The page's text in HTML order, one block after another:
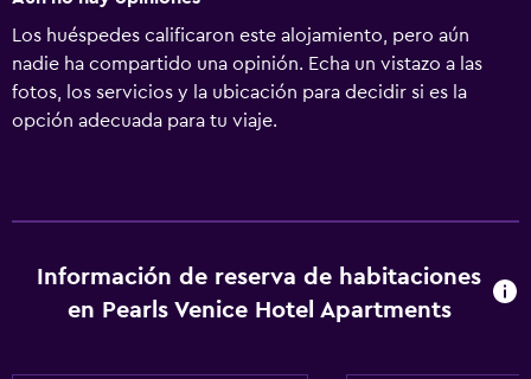
Los huéspedes calificaron este alojamiento, pero aún
nadie ha compartido una opinión. Echa un vistazo a las
fotos, los servicios y la ubicación para decidir si es la
opción adecuada para tu viaje.
Información de reserva de habitaciones
en Pearls Venice Hotel Apartments